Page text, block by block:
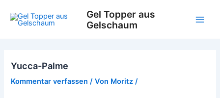
Inhalt
springen
Gel Topper aus
Gelschaum
Yucca-Palme
Kommentar verfassen / Von Moritz/